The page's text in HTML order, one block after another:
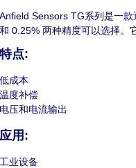
Anfield Sensors TG系列是一
和 0.25% 两种精度可以选择。
特点:
低成本
温度补偿
电压和电流输出
应用:
工业设备